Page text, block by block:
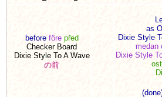
before före před
Checker Board
Dixie Style To A Wave
の前
as
Dixie Style
medan
Dixie Style